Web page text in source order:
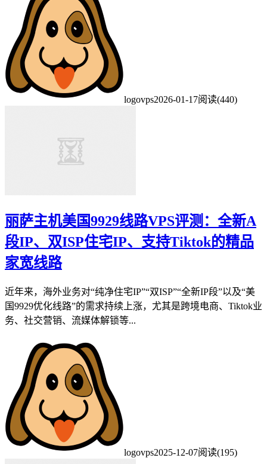
logovps2026-01-17阅读(440)
丽萨主机美国9929线路VPS评测：全新A
段IP、双ISP住宅IP、支持Tiktok的精品
家宽线路
近年来，海外业务对“纯净住宅IP”“双ISP”“全新IP段”以及“美
国9929优化线路”的需求持续上涨，尤其是跨境电商、Tiktok业
务、社交营销、流媒体解锁等...
logovps2025-12-07阅读(195)